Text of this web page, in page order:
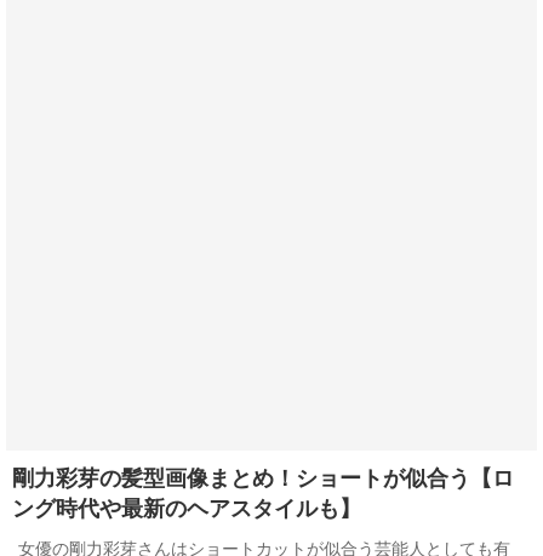
剛力彩芽の髪型画像まとめ！ショートが似合う【ロ
ング時代や最新のヘアスタイルも】
女優の剛力彩芽さんはショートカットが似合う芸能人としても有